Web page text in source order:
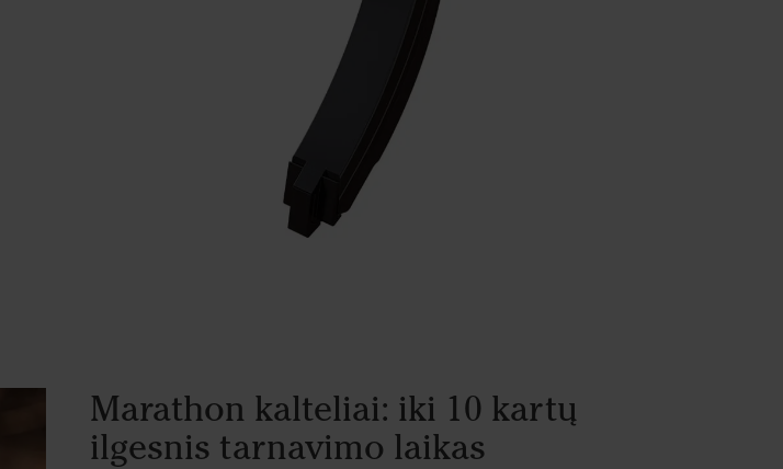
Marathon kalteliai: iki 10 kartų
ilgesnis tarnavimo laikas